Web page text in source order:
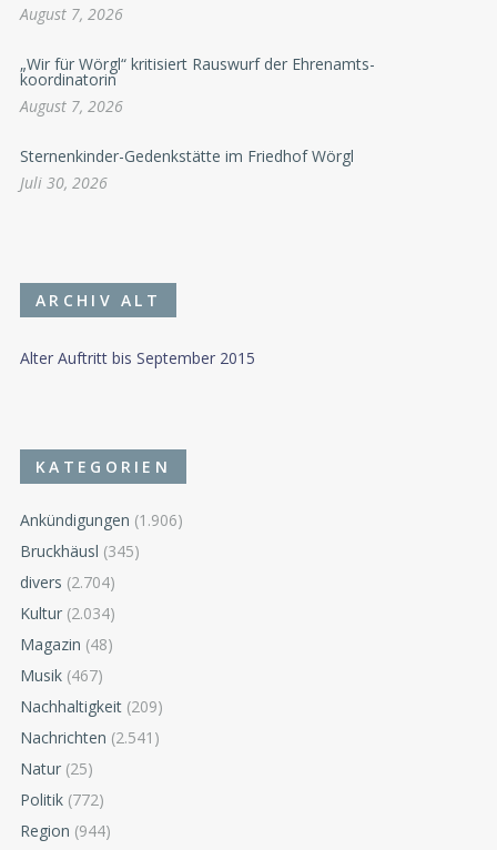
August 7, 2026
„Wir für Wörgl“ kritisiert Rauswurf der Ehrenamts-
koordinatorin
August 7, 2026
Sternenkinder-Gedenkstätte im Friedhof Wörgl
Juli 30, 2026
ARCHIV ALT
Alter Auftritt bis September 2015
KATEGORIEN
Ankündigungen (1.906)
Bruckhäusl (345)
divers (2.704)
Kultur (2.034)
Magazin (48)
Musik (467)
Nachhaltigkeit (209)
Nachrichten (2.541)
Natur (25)
Politik (772)
Region (944)